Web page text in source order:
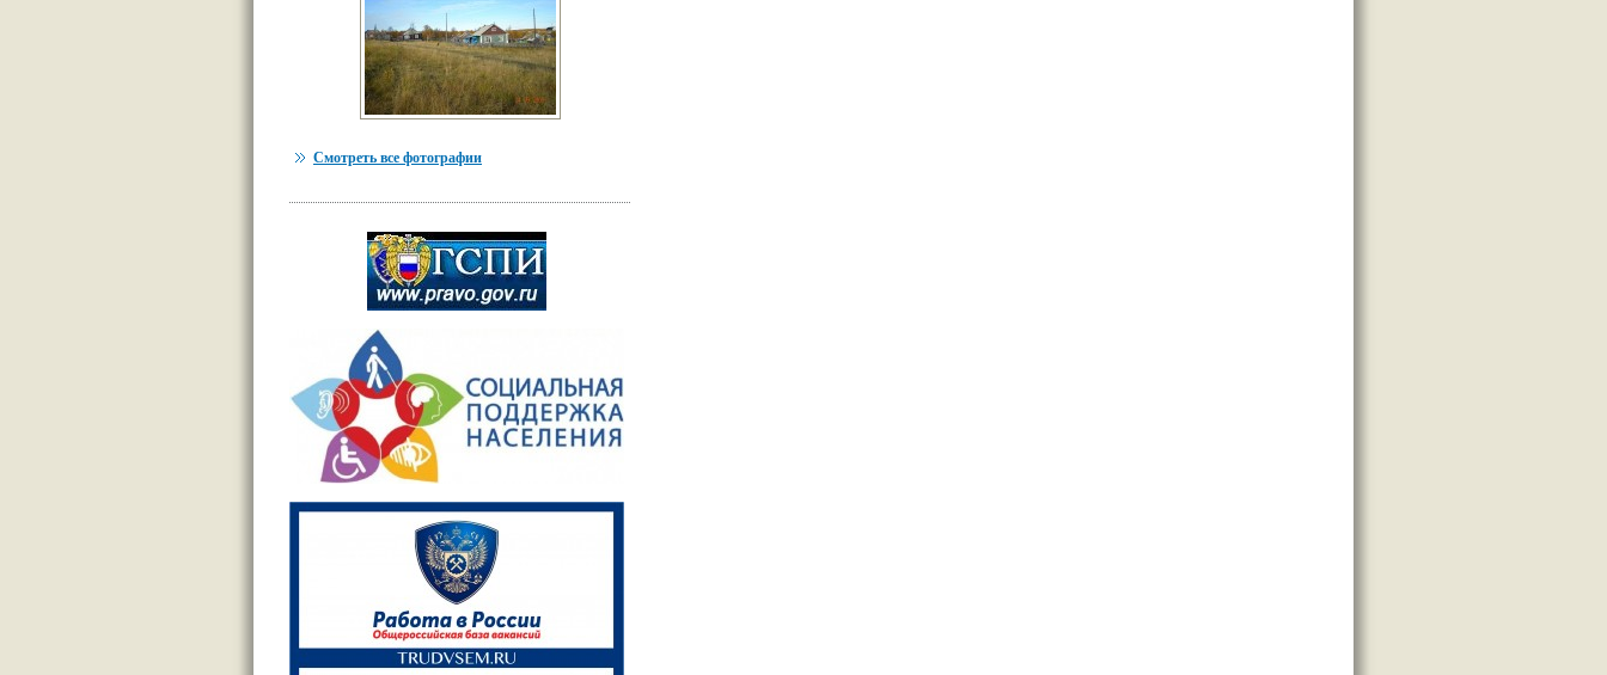
Смотреть все фотографии